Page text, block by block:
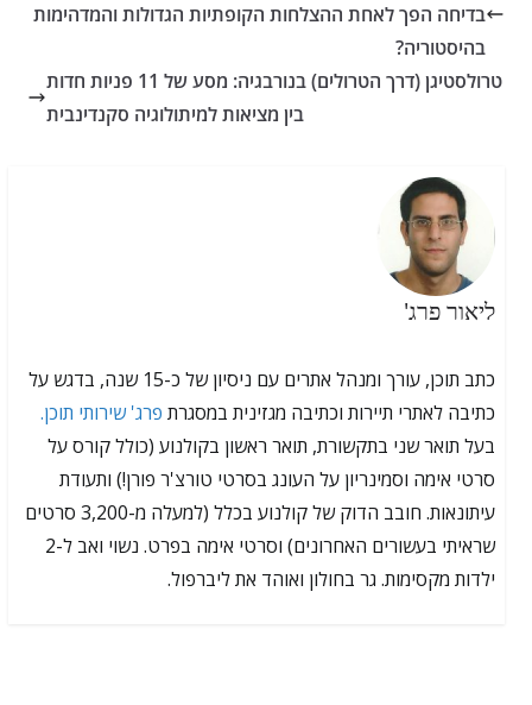
בדיחה הפך לאחת ההצלחות הקופתיות הגדולות והמדהימות
בהיסטוריה?
טרולסטיגן (דרך הטרולים) בנורבגיה: מסע של 11 פניות חדות
בין מציאות למיתולוגיה סקנדינבית
ליאור פרג'
כתב תוכן, עורך ומנהל אתרים עם ניסיון של כ-15 שנה, בדגש על
כתיבה לאתרי תיירות וכתיבה מגזינית במסגרת פרג' שירותי תוכן.
בעל תואר שני בתקשורת, תואר ראשון בקולנוע (כולל קורס על
סרטי אימה וסמינריון על העונג בסרטי טורצ'ר פורן!) ותעודת
עיתונאות. חובב הדוק של קולנוע בכלל (למעלה מ-3,200 סרטים
שראיתי בעשורים האחרונים) וסרטי אימה בפרט. נשוי ואב ל-2
ילדות מקסימות. גר בחולון ואוהד את ליברפול.